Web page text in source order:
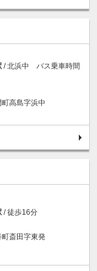
/ 北浜中 バス乗車時間
高島字浜中
/ 徒歩16分
斎田字東発